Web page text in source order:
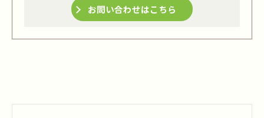
お問い合わせはこちら